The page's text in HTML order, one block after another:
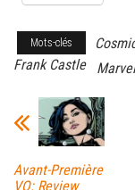
Mots-clés
Frank Castle
Marvel
Avant-Première
VO: Review